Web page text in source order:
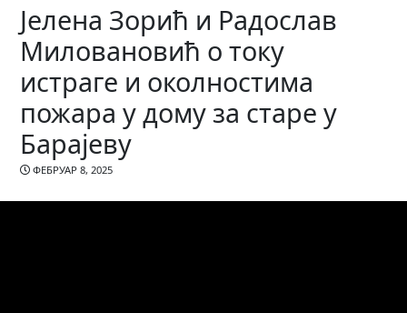
Јелена Зорић и Радослав
Миловановић о току
истраге и околностима
пожара у дому за старе у
Барајеву
ФЕБРУАР 8, 2025